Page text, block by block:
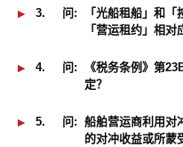
3. 问:
「光船租船」和
「营运租约」相对
4. 问:
《税务条例》第
定？
5. 问: 船舶营运商利用对
的对冲收益或所蒙